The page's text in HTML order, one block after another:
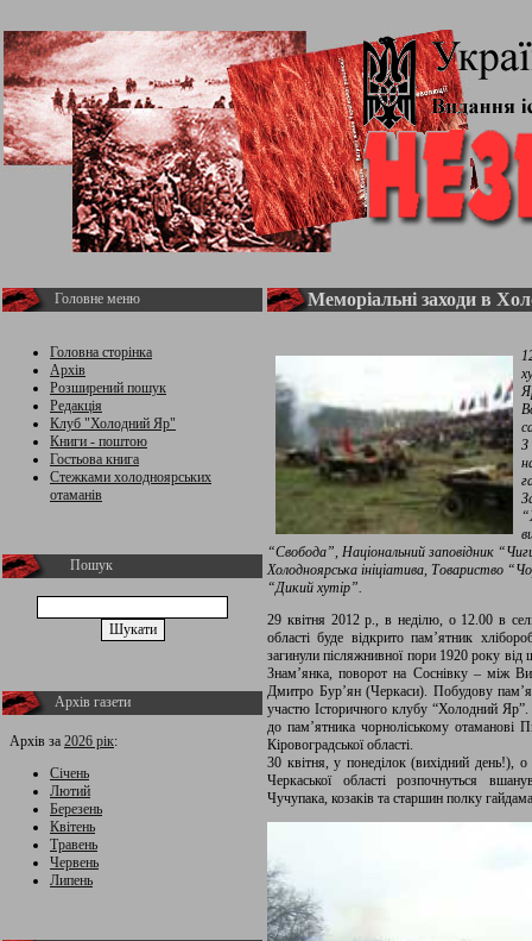
Головне меню
Головна сторінка
Архів
Розширений пошук
Редакція
Клуб "Холодний Яр"
Книги - поштою
Гостьова книга
Стежками холодноярських
отаманів
Пошук
Архів газети
Архів за 2026 рік:
Січень
Лютий
Березень
Квітень
Травень
Червень
Липень
Меморіальні заходи в
З
“Свобода”, Національний заповідник
Холодноярська ініціатива, Товариство
“Дикий хутір”.
29 квітня 2012 р., в неділю, о 12.00 в
області буде відкрито пам’ятник
загинули післяжнивної пори 1920 року від
Знам’янка, поворот на Соснівку – між
Дмитро Бур’ян (Черкаси). Побудову
участю Історичного клубу “Холодний
до пам’ятника чорноліському отаманові
Кіровоградської області.
30 квітня, у понеділок (вихідний день!),
Черкаської області розпочнуться
Чучупака, козаків та старшин полку